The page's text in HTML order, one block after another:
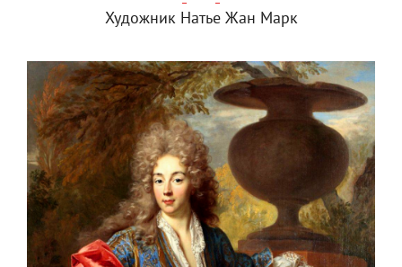
Художник Натье Жан Марк